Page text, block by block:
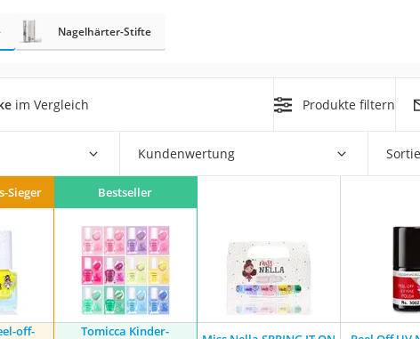
Nagelhärter-Stifte
im Vergleich Produkte filtern
Kundenwertung
Sieger Bestseller
off-
Tomicca Kinder-